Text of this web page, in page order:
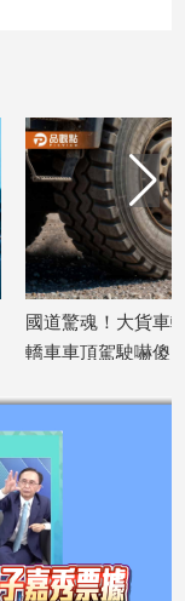
國道驚魂！大貨車
轎車車頂駕駛嚇傻